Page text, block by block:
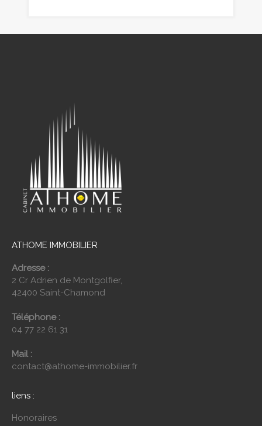
ATHOME IMMOBILIER
Adresse :
2 Cr Adrien de Montgolfier,
42400 Saint-Chamond
Téléphone :
04 77 22 61 31
Mail :
contact@athome-immobilier.fr
liens :
Honoraires